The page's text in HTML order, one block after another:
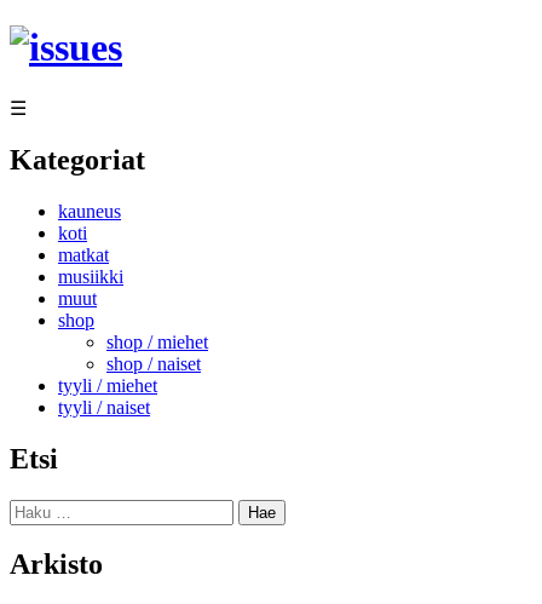
Siirry
sisältöön
☰
Kategoriat
kauneus
koti
matkat
musiikki
muut
shop
shop / miehet
shop / naiset
tyyli / miehet
tyyli / naiset
Etsi
Haku:
Arkisto